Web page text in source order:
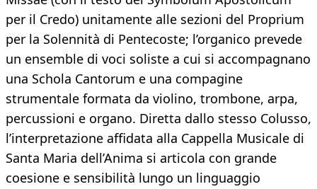
per il Credo) unitamente alle sezioni del Proprium
per la Solennità di Pentecoste; l’organico prevede
un ensemble di voci soliste a cui si accompagnano
una Schola Cantorum e una compagine
strumentale formata da violino, trombone, arpa,
percussioni e organo. Diretta dallo stesso Colusso,
l’interpretazione affidata alla Cappella Musicale di
Santa Maria dell’Anima si articola con grande
coesione e sensibilità lungo un linguaggio